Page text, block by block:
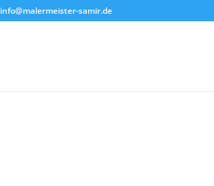
info@malermeister-samir.de